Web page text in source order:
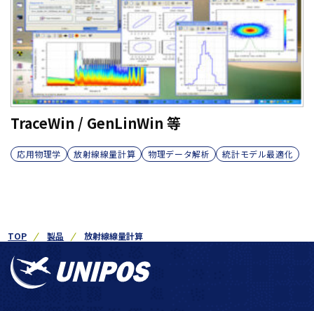
TraceWin / GenLinWin 等
応用物理学 放射線線量計算 物理データ解析 統計モデル最適化
TOP 製品 放射線線量計算